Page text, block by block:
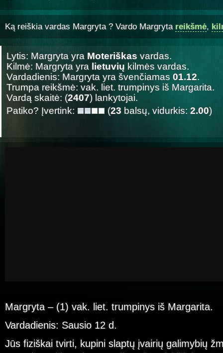
Ką reiškia vardas Margryta ? Vardo Margryta reikšmė,
Lytis: Margryta yra Moteriškas vardas.
Kilmė: Margryta yra lietuvių kilmės vardas.
Vardadienis: Margryta yra švenčiamas 01.12.
Trumpa reikšmė: vak. liet. trumpinys iš Margarita.
Vardą skaitė: (2407) lankytojai.
Patiko? Įvertink:
(23 balsų, vidurkis: 2.00)
Margryta – (1) vak. liet. trumpinys iš Margarita.
Vardadienis: Sausio 12 d.
Jūs fiziškai tvirti, kupini slaptų įvairių galimybių